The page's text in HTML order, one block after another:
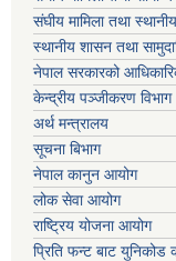
संघीय मामिला तथा
स्थानीय शासन तथा
नेपाल सरकारको
केन्द्रीय पञ्जीकरण विभाग
अर्थ मन्त्रालय
सूचना बिभाग
नेपाल कानुन आयोग
लोक सेवा आयोग
राष्ट्रिय योजना आयोग
प्रिति फन्ट बाट युनिकोड